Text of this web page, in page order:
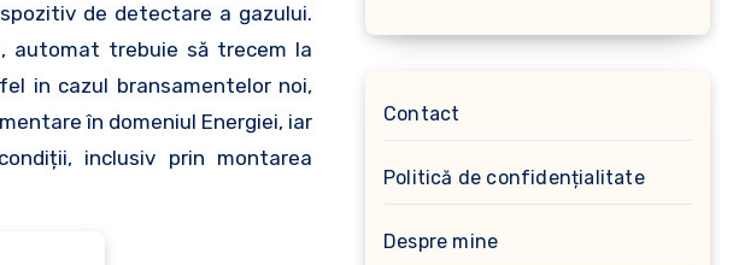
de detectare a gazului.
automat trebuie să trecem la
in cazul bransamentelor noi,
în domeniul Energiei, iar
inclusiv prin montarea
Contact
Politică de confidențialitate
Despre mine